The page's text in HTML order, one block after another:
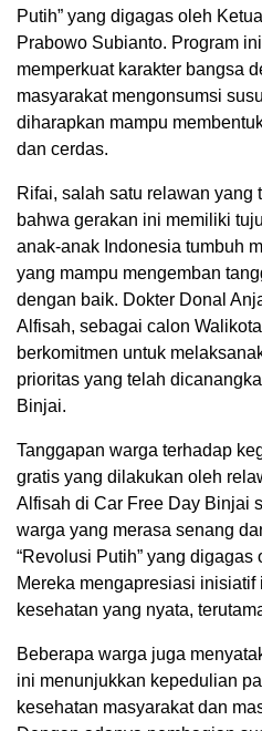
Putih” yang digagas oleh
Prabowo Subianto. Program
memperkuat karakter bangsa
masyarakat mengonsumsi
diharapkan mampu
dan cerdas.
Rifai, salah satu relawan yang
bahwa gerakan ini memiliki
anak-anak Indonesia tumbuh
yang mampu mengemban
dengan baik. Dokter Donal
Alfisah, sebagai calon
berkomitmen untuk
prioritas yang telah
Binjai.
Tanggapan warga terhadap
gratis yang dilakukan oleh
Alfisah di Car Free Day Binjai
warga yang merasa senang
“Revolusi Putih” yang
Mereka mengapresiasi
kesehatan yang nyata,
Beberapa warga juga
ini menunjukkan kepedulian
kesehatan masyarakat dan